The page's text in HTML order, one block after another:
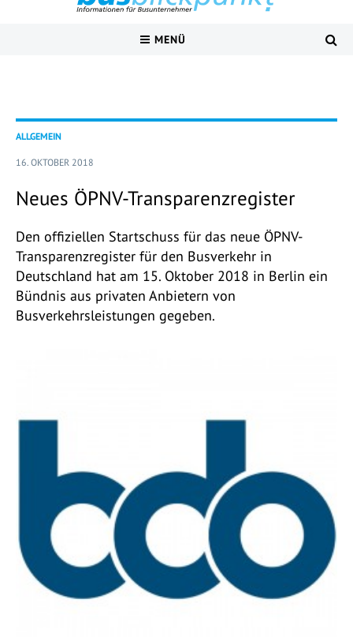
MENÜ
ALLGEMEIN
16. OKTOBER 2018
Neues ÖPNV-Transparenzregister
Den offiziellen Startschuss für das neue ÖPNV-
Transparenzregister für den Busverkehr in
Deutschland hat am 15. Oktober 2018 in Berlin ein
Bündnis aus privaten Anbietern von
Busverkehrsleistungen gegeben.